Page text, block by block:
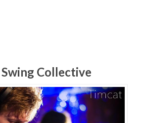
Collective